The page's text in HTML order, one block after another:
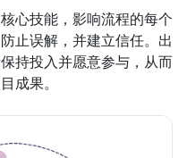
心技能，影响流程的每个
止误解，并建立信任。出
持投入并愿意参与，从而
成果。